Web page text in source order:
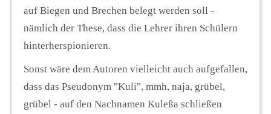
auf Biegen und Brechen belegt werden soll -
nämlich der These, dass die Lehrer ihren Schülern
hinterherspionieren.
Sonst wäre dem Autoren vielleicht auch aufgefallen,
dass das Pseudonym "Kuli", mmh, naja, grübel,
grübel - auf den Nachnamen Kuleßa schließen